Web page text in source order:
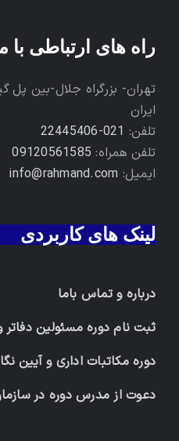
راه های ارتباطی با
تهران- بزرگراه جلال-بین پل
ایران
تلفن: 021-22445406
تلفن همراه: 09120561585
ایمیل: info@rahmand.com
لینک های کاربردی
درباره و تماس باما
ثبت نام دوره مسئولین
دوره مکاتبات اداری و آیین
دعوت از مدرس دوره در